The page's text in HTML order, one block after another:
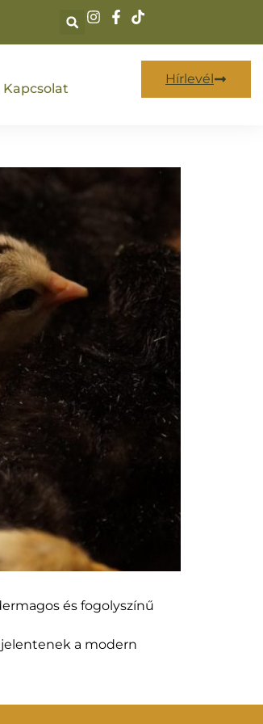
Kapcsolat
Hírlevél
és fogolyszínű
a modern